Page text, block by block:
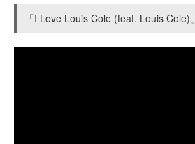
「I Love Louis Cole (feat. Louis Cole)」